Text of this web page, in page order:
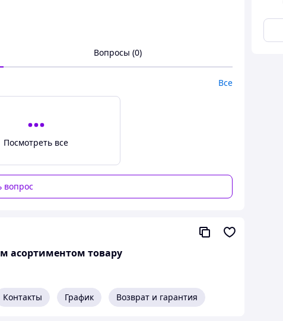
Вопросы (0)
Все
Посмотреть все
вопрос
асортиментом товару
Контакты График Возврат и гарантия